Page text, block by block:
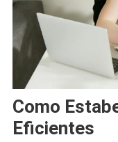
Como
Eficientes